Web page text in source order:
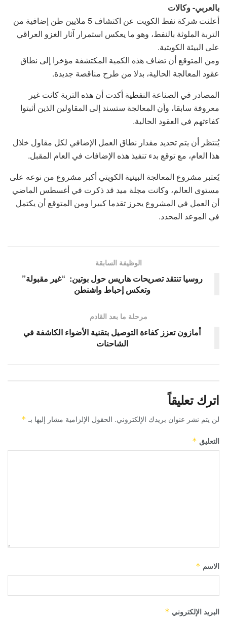
بالعربي- وكالات
أعلنت شركة نفط الكويت عن اكتشاف 5 ملايين طن إضافية من
التربة الملوثة بالنفط، وهو ما يعكس استمرار آثار الغزو العراقي
على البيئة الكويتية.
ومن المتوقع أن تضاف هذه الكمية المكتشفة مؤخرا إلى نطاق
عقود المعالجة الحالية، بدلا من طرح مناقصة جديدة.
المصادر في الصناعة النفطية أكدت أن هذه التربة كانت غير
معروفة سابقا، وأن المعالجة ستسند إلى المقاولين الذين أثبتوا
كفاءتهم في العقود الحالية.
يُنتظر أن يتم تحديد مقدار نطاق العمل الإضافي لكل مقاول خلال
هذا العام، مع توقع بدء تنفيذ هذه الإضافات في العام المقبل.
يُعتبر مشروع المعالجة البيئية الكويتي أكبر مشروع من نوعه على
مستوى العالم، وكانت مجلة ميد قد ذكرت في أغسطس الماضي
أن العمل في المشروع يحرز تقدما كبيرا ومن المتوقع أن يكتمل
في الموعد المحدد.
الوظيفة السابقة
روسيا تنتقد تصريحات هاريس حول بوتين: “غير مقبولة”
وتعكس إحباط واشنطن
مرحلة ما بعد القادم
أمازون تعزز كفاءة التوصيل بتقنية الأضواء الكاشفة في
الشاحنات
اترك تعليقاً
لن يتم نشر عنوان بريدك الإلكتروني. الحقول الإلزامية مشار إليها بـ *
التعليق *
الاسم *
البريد الإلكتروني *